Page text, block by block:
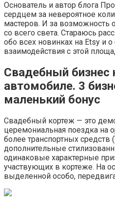
Основатель и автор блога
сердцем за невероятное
мастеров. И за возможность
со всего света. Стараюсь
обо всех новинках на Etsy и
взаимодействия с этой
Свадебный бизнес
автомобиле. 3
маленький бонус
Свадебный кортеж — это
церемониальная поездка на
более транспортных средств
дополнительные
одинаковые характерные
участвующих в кортеже. На
выделенной особо,